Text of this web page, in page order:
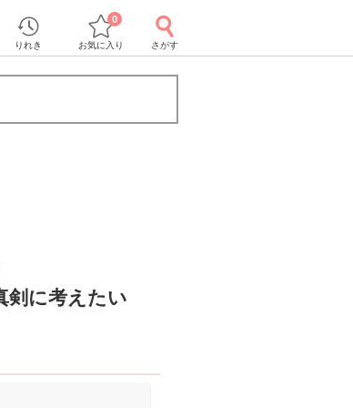
りれき お気に入り
0
さがす
剣に考えたい